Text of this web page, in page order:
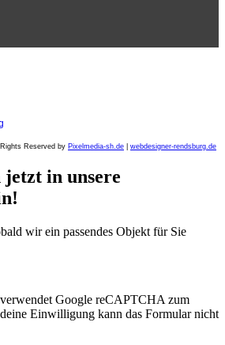
Reserved by Pixelmedia-sh.de webdesigner-rendsburg.de
jetzt in unsere
wir ein passendes Objekt für Sie
Google reCAPTCHA zum
Einwilligung kann das Formular nicht